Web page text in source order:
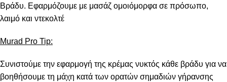
Βράδυ. Εφαρμόζουμε με μασάζ ομοιόμορφα σε πρόσωπο,
λαιμό και ντεκολτέ
Murad Pro Tip:
Συνιστούμε την εφαρμογή της κρέμας νυκτός κάθε βράδυ για να
βοηθήσουμε τη μάχη κατά των ορατών σημαδιών γήρανσης